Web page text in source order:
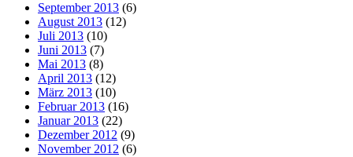
September 2013 (6)
August 2013 (12)
Juli 2013 (10)
Juni 2013 (7)
Mai 2013 (8)
April 2013 (12)
März 2013 (10)
Februar 2013 (16)
Januar 2013 (22)
Dezember 2012 (9)
November 2012 (6)